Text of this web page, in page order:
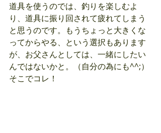
道具を使うのでは、釣りを楽しむよ
り、道具に振り回されて疲れてしまう
と思うのです。もうちょっと大きくな
ってからやる、という選択もあります
が、お父さんとしては、一緒にしたい
んではないかと。（自分の為にも^^;）
そこでコレ！